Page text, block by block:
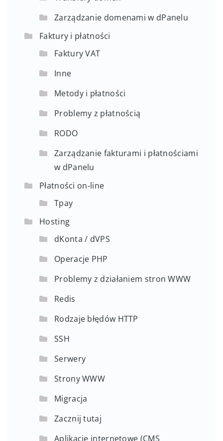
Zarządzanie domenami w dPanelu
Faktury i płatności
Faktury VAT
Inne
Metody i płatności
Problemy z płatnością
RODO
Zarządzanie fakturami i płatnościami
w dPanelu
Płatności on-line
Tpay
Hosting
dKonta / dVPS
Operacje PHP
Problemy z działaniem stron WWW
Redis
Rodzaje błędów HTTP
SSH
Serwery
Strony WWW
Migracja
Zacznij tutaj
Aplikacje internetowe (CMS